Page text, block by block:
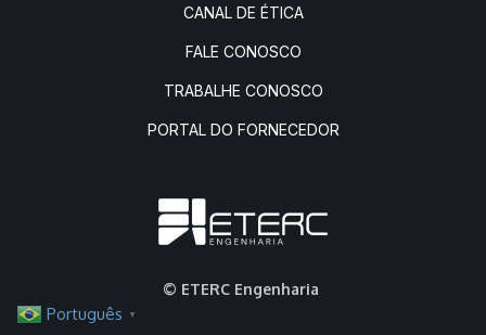
CANAL DE ÉTICA
FALE CONOSCO
TRABALHE CONOSCO
PORTAL DO FORNECEDOR
© ETERC Engenharia
Português ▼